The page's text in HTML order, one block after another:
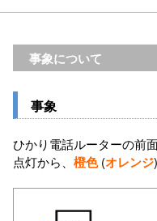
事象について
事象
ひかり電話ルーターの前
点灯から、 橙色(オレンジ